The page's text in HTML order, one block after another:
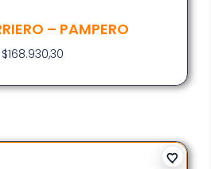
– PAMPERO
$168.930,30